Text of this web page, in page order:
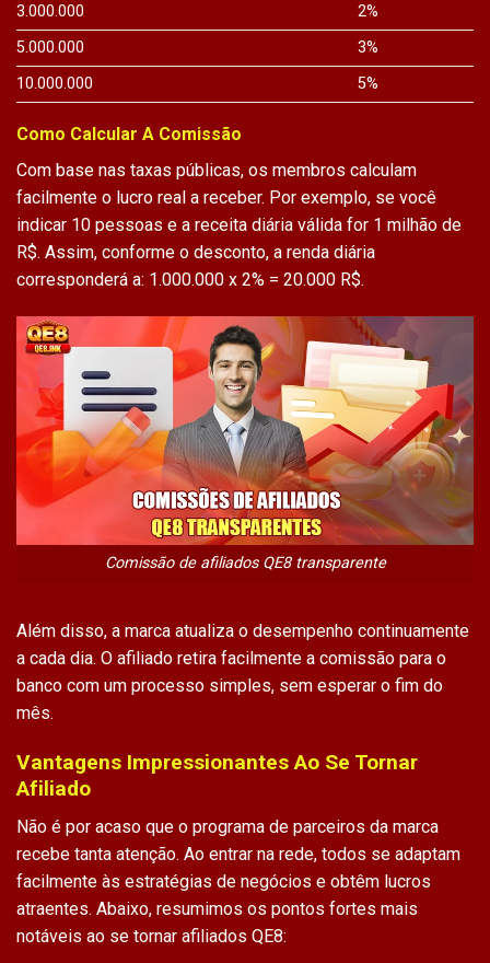
3.000.000
2%
5.000.000
3%
10.000.000
5%
Como Calcular A Comissão
Com base nas taxas públicas, os membros calculam
facilmente o lucro real a receber. Por exemplo, se você
indicar 10 pessoas e a receita diária válida for 1 milhão de
R$. Assim, conforme o desconto, a renda diária
corresponderá a: 1.000.000 x 2% = 20.000 R$.
Comissão de afiliados QE8 transparente
Além disso, a marca atualiza o desempenho continuamente
a cada dia. O afiliado retira facilmente a comissão para o
banco com um processo simples, sem esperar o fim do
mês.
Vantagens Impressionantes Ao Se Tornar
Afiliado
Não é por acaso que o programa de parceiros da marca
recebe tanta atenção. Ao entrar na rede, todos se adaptam
facilmente às estratégias de negócios e obtêm lucros
atraentes. Abaixo, resumimos os pontos fortes mais
notáveis ao se tornar afiliados QE8: